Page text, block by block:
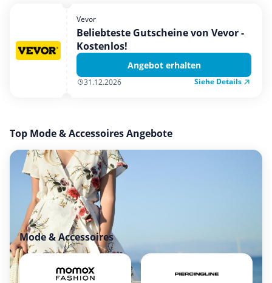
Vevor
Beliebteste Gutscheine von Vevor -
Kostenlos!
Angebot erhalten
31.12.2026 Siehe Details
Top Mode & Accessoires Angebote
Mode & Accessoires